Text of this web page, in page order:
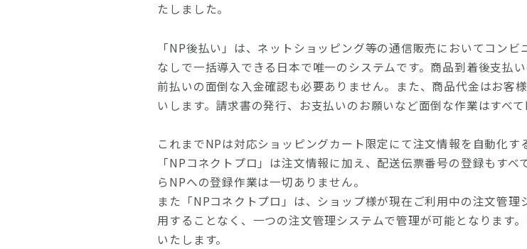
たしました。
「NP後払い」は、ネットショッピング等の通信販売においてコン
なしで一括導入できる日本で唯一のシステムです。商品到着後支払
前払いの面倒な入金確認も必要ありません。また、商品代金はお客
いします。請求書の発行、お支払いのお願いなど面倒な作業はすべて
これまでNPは対応ショッピングカート限定にて注文情報を自動化す
「NPコネクトプロ」は注文情報に加え、配送伝票番号の登録もす
らNPへの登録作業は一切ありません。
また「NPコネクトプロ」は、ショップ様が現在ご利用中の注文管
用することなく、一つの注文管理システムで管理が可能となります
いたします。